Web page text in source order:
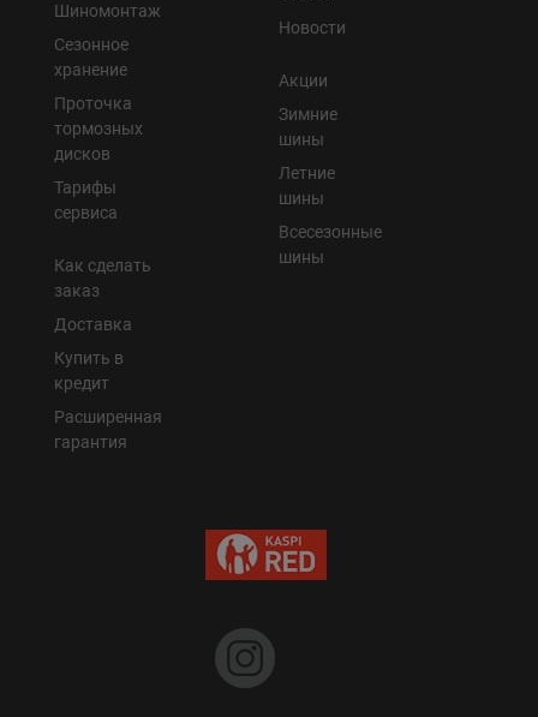
Шиномонтаж
Сезонное
хранение
Проточка
тормозных
дисков
Тарифы
сервиса
Как сделать
заказ
Доставка
Купить в
кредит
Расширенная
гарантия
Новости
Акции
Зимние
шины
Летние
шины
Всесезонные
шины